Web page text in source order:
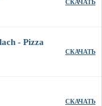
СКАЧАТЬ
- Pizza
СКАЧАТЬ
СКАЧАТЬ